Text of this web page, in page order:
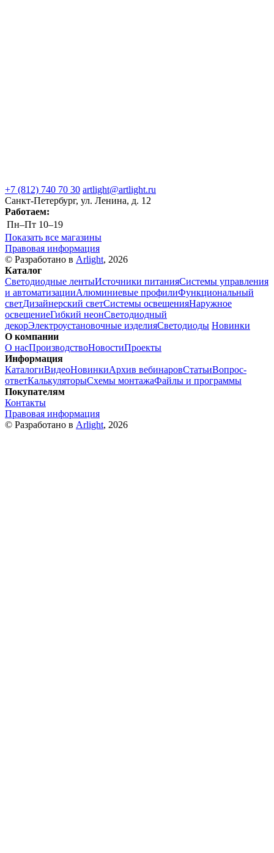
+7 (812) 740 70 30 artlight@artlight.ru
Санкт-Петербург, ул. Ленина, д. 12
Работаем:
Пн–Пт 10–19
Показать все магазины
Правовая информация
© Разработано в Arlight, 2026
Каталог
Светодиодные лентыИсточники питанияСистемы управления
и автоматизацииАлюминиевые профилиФункциональный
светДизайнерский светСистемы освещенияНаружное
освещениеГибкий неонСветодиодный
декорЭлектроустановочные изделияСветодиоды Новинки
О компании
О насПроизводствоНовостиПроекты
Информация
КаталогиВидеоНовинкиАрхив вебинаровСтатьиВопрос-
ответКалькуляторыСхемы монтажаФайлы и программы
Покупателям
Контакты
Правовая информация
© Разработано в Arlight, 2026